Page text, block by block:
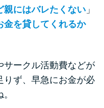
借りたい方向け
方向け
親にはバレたくない 」
金を貸してくれるか
サークル活動費などが
りず、早急にお金が必